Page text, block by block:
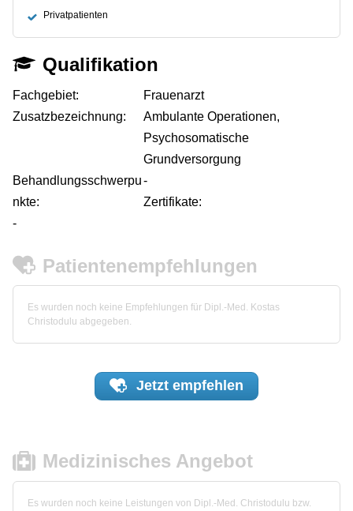
Privatpatienten
Qualifikation
Fachgebiet:
Frauenarzt
Zusatzbezeichnung:
Ambulante Operationen,
Psychosomatische
Grundversorgung
Behandlungsschwerpu
nkte:
-
Zertifikate:
-
Patientenempfehlungen
Es wurden noch keine Empfehlungen für Dipl.-Med. Kostas
Christodulu abgegeben.
Jetzt empfehlen
Medizinisches Angebot
Es wurden noch keine Leistungen von Dipl.-Med. Christodulu bzw.